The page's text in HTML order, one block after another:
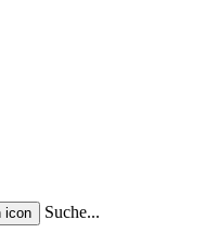
Suche...